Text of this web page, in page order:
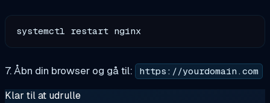
7. Åbn din browser og gå til: https://yourdomain.com
Klar til at udrulle